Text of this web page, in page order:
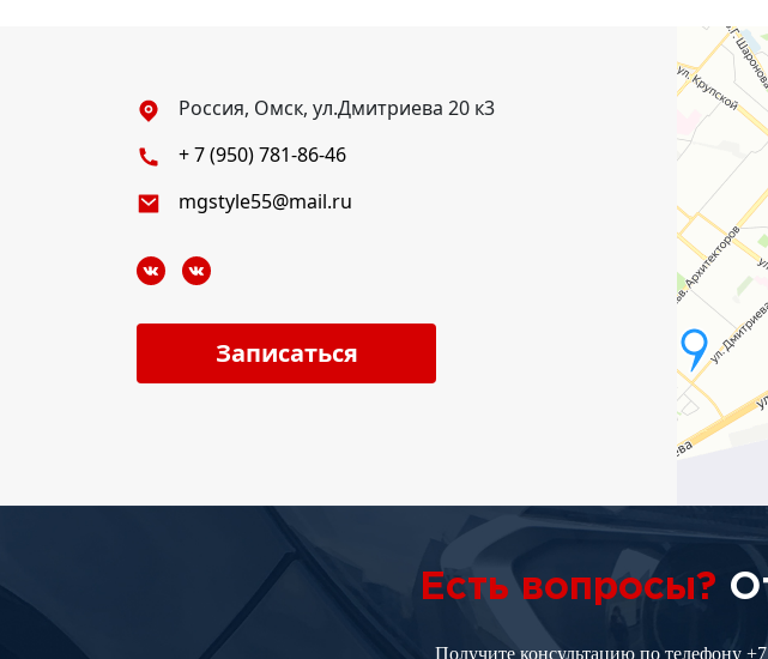
Россия, Омск, ул.Дмитриева 20 к3
+ 7 (950) 781-86-46
mgstyle55@mail.ru
Записаться
Есть вопросы?
Получите консультацию по телефону